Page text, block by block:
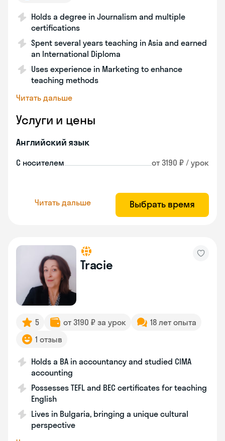
Holds a degree in Journalism and multiple
certifications
Spent several years teaching in Asia and earned
an International Diploma
Uses experience in Marketing to enhance
teaching methods
Читать дальше
Услуги и цены
Английский язык
С носителем от 3190 ₽ / урок
Читать дальше Выбрать время
Tracie
5 от 3190 ₽ за урок
18 лет опыта
1 отзыв
Holds a BA in accountancy and studied CIMA
accounting
Possesses TEFL and BEC certificates for teaching
English
Lives in Bulgaria, bringing a unique cultural
perspective